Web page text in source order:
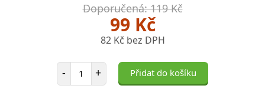
Doporučená: 119 Kč
99 Kč
82 Kč bez DPH
- Počet položek
+ Přidat do košíku